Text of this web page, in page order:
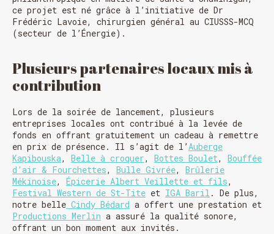
ce projet est né grâce à l’initiative de Dr
Frédéric Lavoie, chirurgien général au CIUSSS-MCQ
(secteur de l’Énergie).
Plusieurs partenaires locaux mis à
contribution
Lors de la soirée de lancement, plusieurs
entreprises locales ont contribué à la levée de
fonds en offrant gratuitement un cadeau à remettre
en prix de présence. Il s’agit de l’Auberge
Kapibouska, Belle à croquer, Bottes Boulet, Bouffée
d’air & Fourchettes, Bulle Givrée, Brûlerie
Mékinoise, Épicerie Albert Veillette et fils,
Festival Western de St-Tite et IGA Baril . De plus,
notre belle Cindy Bédard a offert une prestation et
Productions Merlin a assuré la qualité sonore,
offrant un bon moment aux invités.